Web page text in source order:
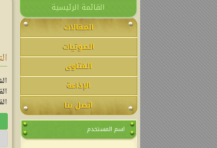
القائمة الرئيسية
المقالات
الصوتيات
الفتاوى
الإذاعة
اتصل بنا
اسم المستخدم